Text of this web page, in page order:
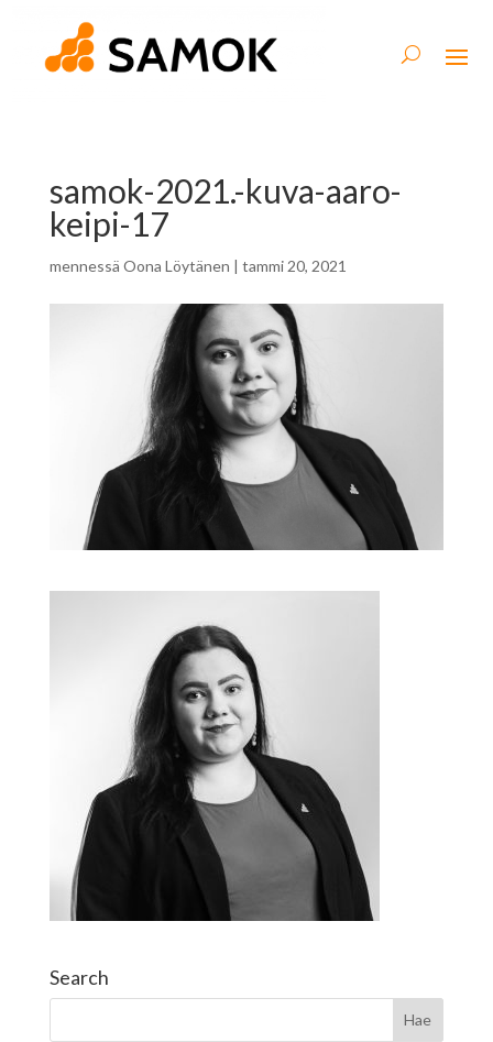
samok-2021.-kuva-aaro-
keipi-17
mennessä Oona Löytänen | tammi 20, 2021
Search